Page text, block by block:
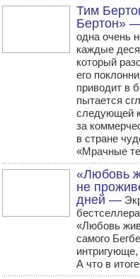
Тим
Бертон»
одна очень
каждые
который
его
приводит в
пытается
следующей
за
в стране
«Мрачные
«Любовь
не
дней —
«Любовь
самого
А что в